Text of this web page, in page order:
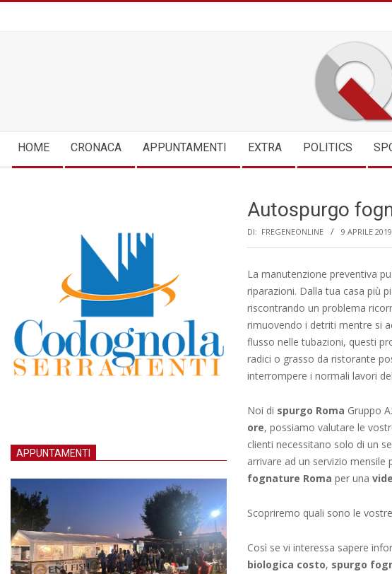
Navigation
Menu
HOME CRONACA APPUNTAMENTI EXTRA POLITICS
Autospurgo
DI: FREGENEONLINE 9 APRILE 2019
La manutenzione preventiva
riparazioni. Dalla tua casa più
riscontrando un problema
rimuovendo i detriti mentre si
flusso nelle tubazioni, questi
radici o grasso da ristorante
interrompere i normali lavori
Noi di spurgo Roma Gruppo
ore, possiamo valutare le
clienti necessitano solo di un
arrivare ad un servizio mensile
fognature Roma per una
Scopriremo quali sono le
Così se vi interessa sapere
biologica costo, spurgo
APPUNTAMENTI